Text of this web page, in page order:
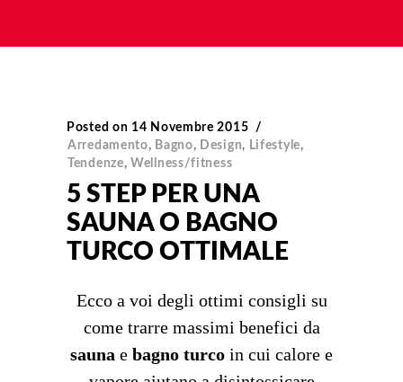
Posted on 14 Novembre 2015
Arredamento, Bagno, Design, Lifestyle,
Tendenze, Wellness/fitness
5 STEP PER UNA
SAUNA O BAGNO
TURCO OTTIMALE
Ecco a voi degli ottimi consigli su
come trarre massimi benefici da
sauna e bagno turco in cui calore e